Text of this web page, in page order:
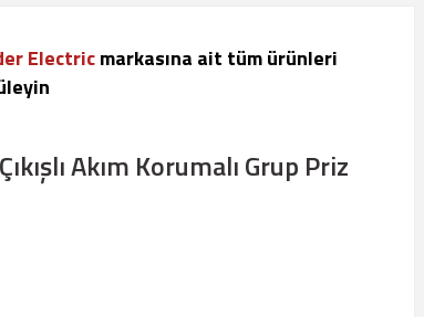
Electricmarkasına ait tüm ürünleri
Akım Korumalı Grup Priz